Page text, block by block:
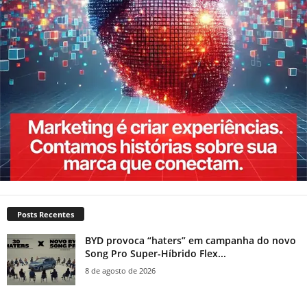
Posts Recentes
BYD provoca “haters” em campanha do novo
Song Pro Super-Híbrido Flex...
8 de agosto de 2026